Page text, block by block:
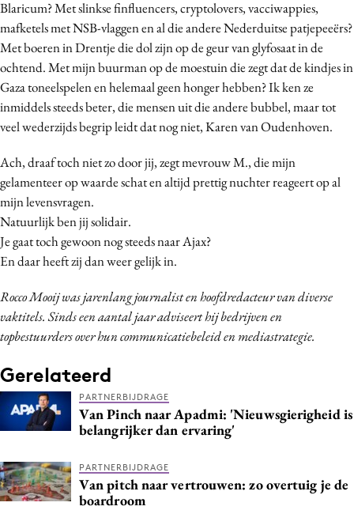
Blaricum? Met slinkse finfluencers, cryptolovers, vacciwappies,
mafketels met NSB-vlaggen en al die andere Nederduitse patjepeeërs?
Met boeren in Drentje die dol zijn op de geur van glyfosaat in de
ochtend. Met mijn buurman op de moestuin die zegt dat de kindjes in
Gaza toneelspelen en helemaal geen honger hebben? Ik ken ze
inmiddels steeds beter, die mensen uit die andere bubbel, maar tot
veel wederzijds begrip leidt dat nog niet, Karen van Oudenhoven.
Ach, draaf toch niet zo door jij, zegt mevrouw M., die mijn
gelamenteer op waarde schat en altijd prettig nuchter reageert op al
mijn levensvragen.
Natuurlijk ben jij solidair.
Je gaat toch gewoon nog steeds naar Ajax?
En daar heeft zij dan weer gelijk in.
Rocco Mooij was jarenlang journalist en hoofdredacteur van diverse
vaktitels. Sinds een aantal jaar adviseert hij bedrijven en
topbestuurders over hun communicatiebeleid en mediastrategie.
Gerelateerd
PARTNERBIJDRAGE
Van Pinch naar Apadmi: 'Nieuwsgierigheid is
belangrijker dan ervaring'
PARTNERBIJDRAGE
Van pitch naar vertrouwen: zo overtuig je de
boardroom